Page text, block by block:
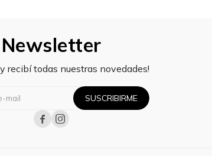
Newsletter
recibí todas nuestras novedades!
SUSCRIBIRME
 